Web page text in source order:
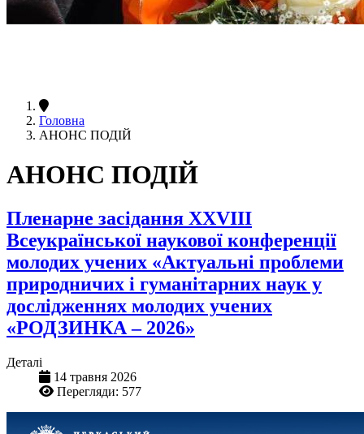
Головна
АНОНС ПОДІЙ
АНОНС ПОДІЙ
Пленарне засідання XXVIІІ
Всеукраїнської наукової конференції
молодих учених «Актуальні проблеми
природничих і гуманітарних наук у
дослідженнях молодих учених
«РОДЗИНКА – 2026»
Деталі
14 травня 2026
Перегляди: 577